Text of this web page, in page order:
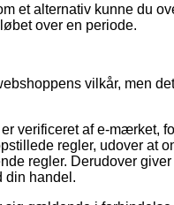
et alternativ kunne du
over en periode.
vilkår, men
verificeret af e-mærket,
regler, udover at
regler. Derudover giver
din handel.